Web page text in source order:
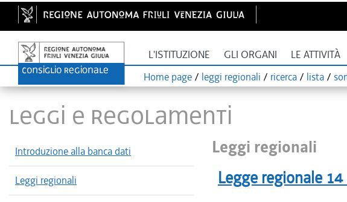
L'ISTITUZIONE GLI ORGANI LE ATTIVITÀ
Home page / leggi regionali / ricerca / lista /
LEGGI E REGOLAMENTI
Introduzione alla banca dati
Leggi regionali
Leggi regionali
Legge regionale